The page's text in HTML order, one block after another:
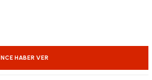
HABER VER